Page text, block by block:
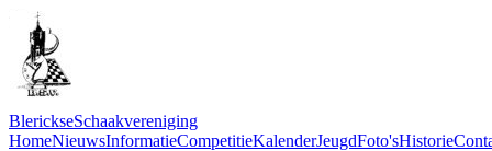
BlerickseSchaakvereniging
HomeNieuwsInformatieCompetitieKalenderJeugdFoto'sHistorie